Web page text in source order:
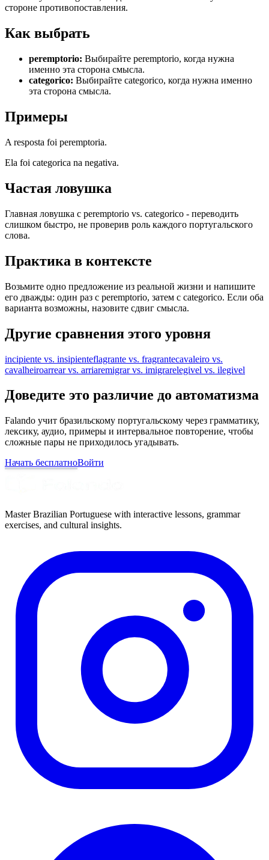
стороне противопоставления.
Как выбрать
peremptorio: Выбирайте peremptorio, когда нужна
именно эта сторона смысла.
categorico: Выбирайте categorico, когда нужна именно
эта сторона смысла.
Примеры
A resposta foi peremptoria.
Ela foi categorica na negativa.
Частая ловушка
Главная ловушка с peremptorio vs. categorico - переводить
слишком быстро, не проверив роль каждого португальского
слова.
Практика в контексте
Возьмите одно предложение из реальной жизни и напишите
его дважды: один раз с peremptorio, затем с categorico. Если оба
варианта возможны, назовите сдвиг смысла.
Другие сравнения этого уровня
incipiente vs. insipienteflagrante vs. fragrantecavaleiro vs.
cavalheiroarrear vs. arriaremigrar vs. imigrarelegivel vs. ilegivel
Доведите это различие до автоматизма
Falando учит бразильскому португальскому через грамматику,
лексику, аудио, примеры и интервальное повторение, чтобы
сложные пары не приходилось угадывать.
Начать бесплатноВойти
Master Brazilian Portuguese with interactive lessons, grammar
exercises, and cultural insights.